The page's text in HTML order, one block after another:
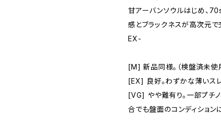
甘アーバンソウルはじめ、
感とブラックネスが高次元で
EX-
[M] 新品同様。（検盤済未使
[EX] 良好。わずかな薄いス
[VG] やや難有り。一部プチ
合でも盤面のコンディション